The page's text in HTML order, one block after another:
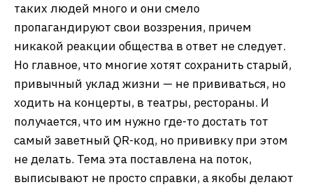
таких людей много и они смело
пропагандируют свои воззрения, причем
никакой реакции общества в ответ не следует.
Но главное, что многие хотят сохранить старый,
привычный уклад жизни — не прививаться, но
ходить на концерты, в театры, рестораны. И
получается, что им нужно где-то достать тот
самый заветный QR-код, но прививку при этом
не делать. Тема эта поставлена на поток,
выписывают не просто справки, а якобы делают